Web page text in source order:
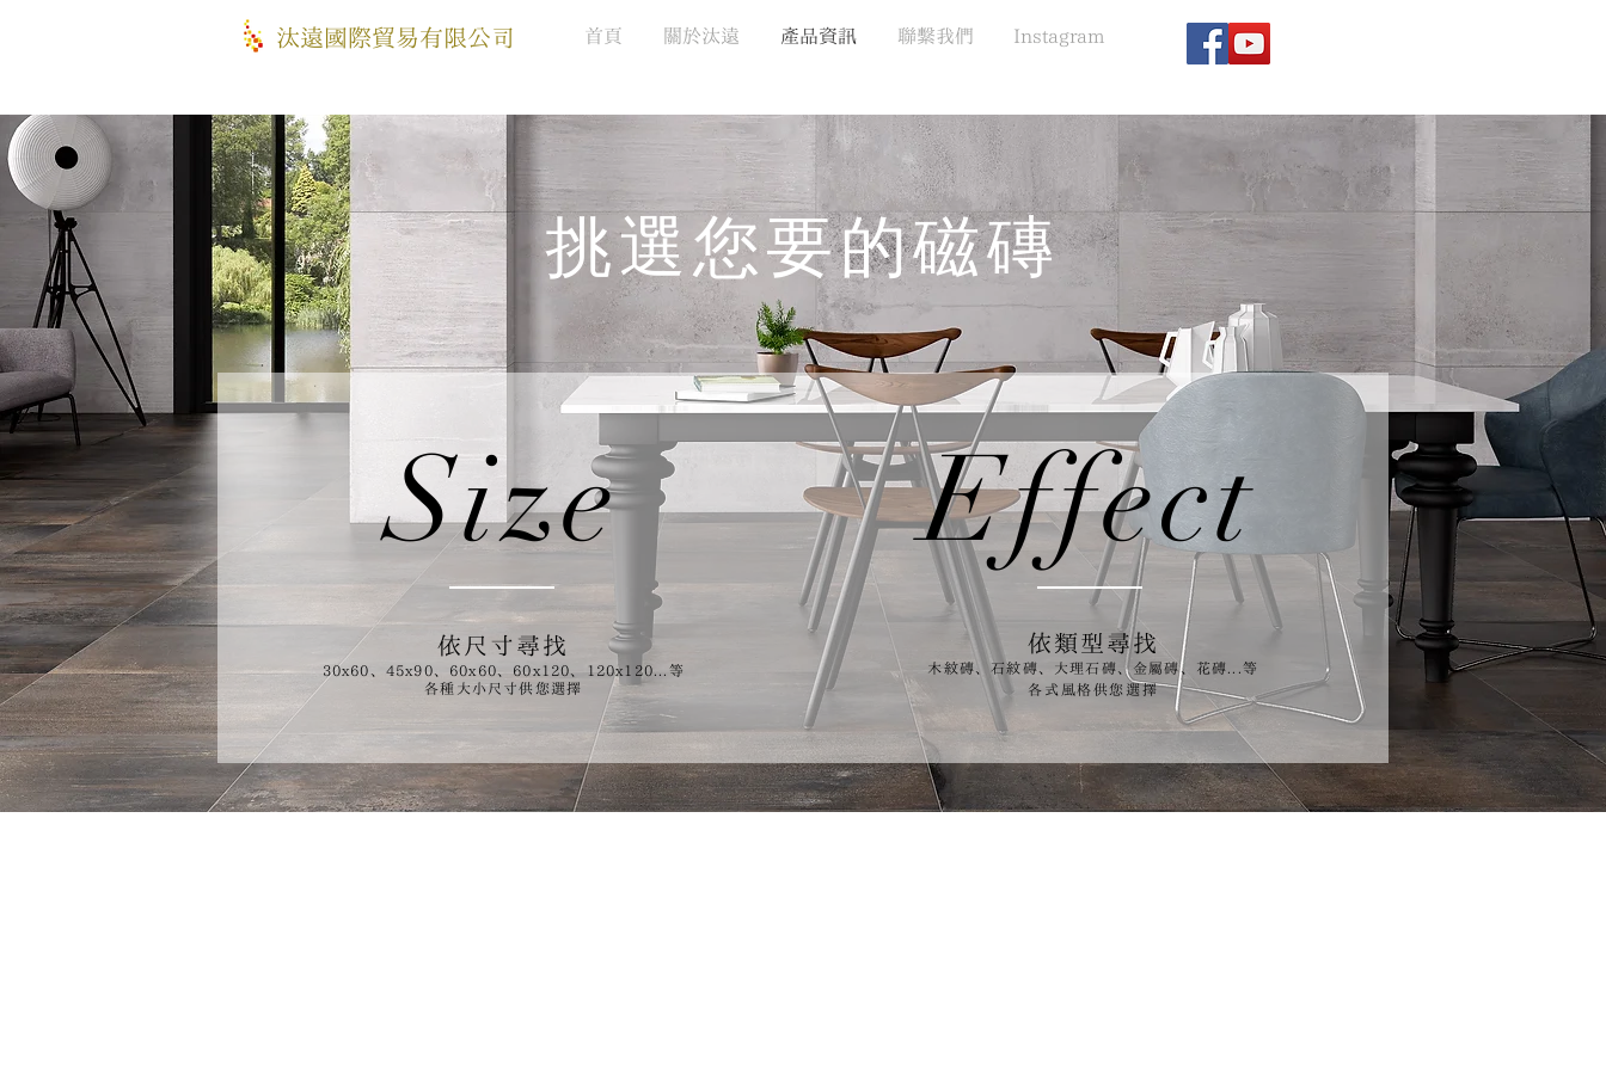
​汰遠國際貿易有限公司 首頁 關於汰遠 產品資訊 聯繫我們 Instagram
挑選您要的磁磚
Size
依尺寸尋找
30x60、45x90、60x60、60x120、120x120...等
​各種大小尺寸供您選擇
Effect
依類型尋找
木紋磚、石紋磚、大理石磚、金屬磚、花磚...等
​各式風格供您選擇